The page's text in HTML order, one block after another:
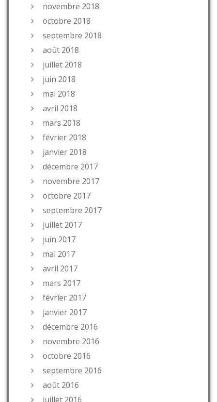
novembre 2018
octobre 2018
septembre 2018
août 2018
juillet 2018
juin 2018
mai 2018
avril 2018
mars 2018
février 2018
janvier 2018
décembre 2017
novembre 2017
octobre 2017
septembre 2017
juillet 2017
juin 2017
mai 2017
avril 2017
mars 2017
février 2017
janvier 2017
décembre 2016
novembre 2016
octobre 2016
septembre 2016
août 2016
juillet 2016